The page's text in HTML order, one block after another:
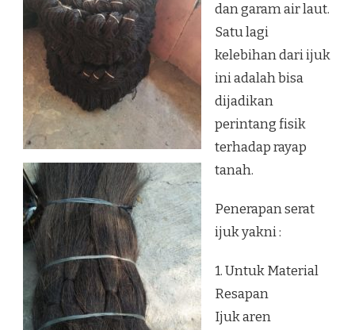
dan garam air laut.
Satu lagi
kelebihan dari ijuk
ini adalah bisa
dijadikan
perintang fisik
terhadap rayap
tanah.
Penerapan serat
ijuk yakni :
1. Untuk Material
Resapan
Ijuk aren